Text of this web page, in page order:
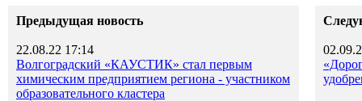
Предыдущая новость
22.08.22 17:14
Волгоградский «КАУСТИК» стал первым
химическим предприятием региона - участником
образовательного кластера